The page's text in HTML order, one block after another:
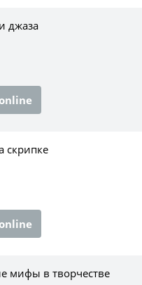
джаза
скрипке
мифы в творчестве